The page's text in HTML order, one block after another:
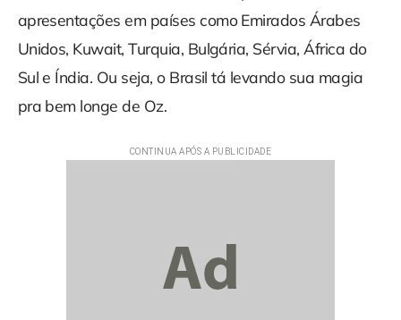
apresentações em países como Emirados Árabes
Unidos, Kuwait, Turquia, Bulgária, Sérvia, África do
Sul e Índia. Ou seja, o Brasil tá levando sua magia
pra bem longe de Oz.